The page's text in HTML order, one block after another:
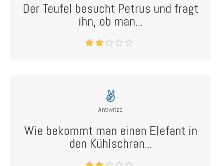
Der Teufel besucht Petrus und fragt
ihn, ob man...
Antiwitze
Wie bekommt man einen Elefant in
den Kühlschran...